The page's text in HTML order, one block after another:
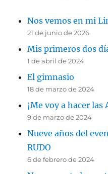
Nos vemos en mi
21 de junio de 2026
Mis primeros dos
1 de abril de 2024
El gimnasio
18 de marzo de 2024
¡Me voy a hacer las
9 de marzo de 2024
Nueve años del
RUDO
6 de febrero de 2024